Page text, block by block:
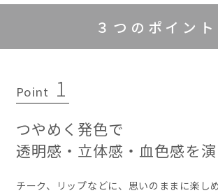
３つのポイント
Point 1
つやめく発色で
透明感・立体感・血色感を
チーク、リップなどに、思いのままに楽し